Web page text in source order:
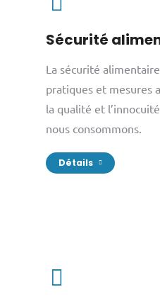
Sécurité
La sécurité
pratiques et mesures
la qualité et
nous consommons.
Détails